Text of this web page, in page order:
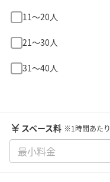
11〜20人
21〜30人
31〜40人
スペース料 ※1時間あたり